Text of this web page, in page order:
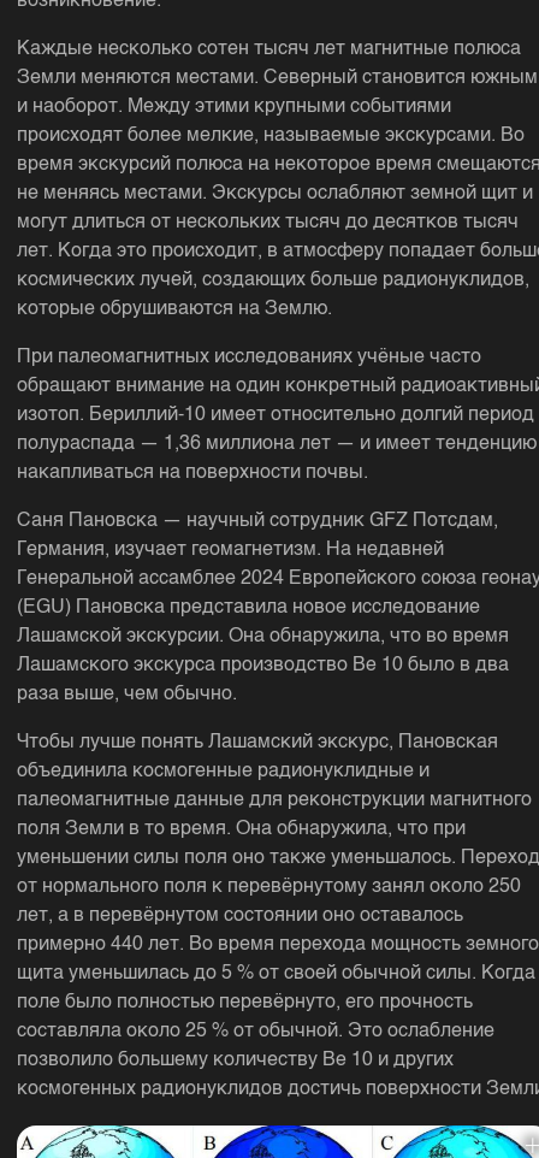
Каждые несколько сотен тысяч лет магнитные полюса
Земли меняются местами. Северный становится южным
и наоборот. Между этими крупными событиями
происходят более мелкие, называемые экскурсами. Во
время экскурсий полюса на некоторое время
не меняясь местами. Экскурсы ослабляют земной щит и
могут длиться от нескольких тысяч до десятков тысяч
лет. Когда это происходит, в атмосферу попадает
космических лучей, создающих больше радионуклидов,
которые обрушиваются на Землю.
При палеомагнитных исследованиях учёные часто
обращают внимание на один конкретный
изотоп. Бериллий-10 имеет относительно долгий период
полураспада — 1,36 миллиона лет — и имеет тенденцию
накапливаться на поверхности почвы.
Саня Пановска — научный сотрудник GFZ Потсдам,
Германия, изучает геомагнетизм. На недавней
Генеральной ассамблее 2024 Европейского союза
(EGU) Пановска представила новое исследование
Лашамской экскурсии. Она обнаружила, что во время
Лашамского экскурса производство Be 10 было в два
раза выше, чем обычно.
Чтобы лучше понять Лашамский экскурс, Пановская
объединила космогенные радионуклидные и
палеомагнитные данные для реконструкции магнитного
поля Земли в то время. Она обнаружила, что при
уменьшении силы поля оно также уменьшалось. Переход
от нормального поля к перевёрнутому занял около 250
лет, а в перевёрнутом состоянии оно оставалось
примерно 440 лет. Во время перехода мощность земного
щита уменьшилась до 5 % от своей обычной силы. Когда
поле было полностью перевёрнуто, его прочность
составляла около 25 % от обычной. Это ослабление
позволило большему количеству Be 10 и других
космогенных радионуклидов достичь поверхности